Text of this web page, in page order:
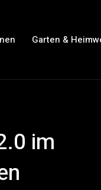
Garten &
im